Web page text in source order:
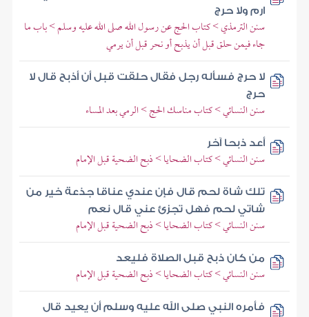
ارم ولا حرج
سنن الترمذي > كتاب الحج عن رسول الله صلى الله عليه وسلم > باب ما
جاء فيمن حلق قبل أن يذبح أو نحر قبل أن يرمي
لا حرج فسأله رجل فقال حلقت قبل أن أذبح قال لا
حرج
سنن النسائي > كتاب مناسك الحج > الرمي بعد المساء
أعد ذبحا آخر
سنن النسائي > كتاب الضحايا > ذبح الضحية قبل الإمام
تلك شاة لحم قال فإن عندي عناقا جذعة خير من
شاتي لحم فهل تجزئ عني قال نعم
سنن النسائي > كتاب الضحايا > ذبح الضحية قبل الإمام
من كان ذبح قبل الصلاة فليعد
سنن النسائي > كتاب الضحايا > ذبح الضحية قبل الإمام
فأمره النبي صلى الله عليه وسلم أن يعيد قال